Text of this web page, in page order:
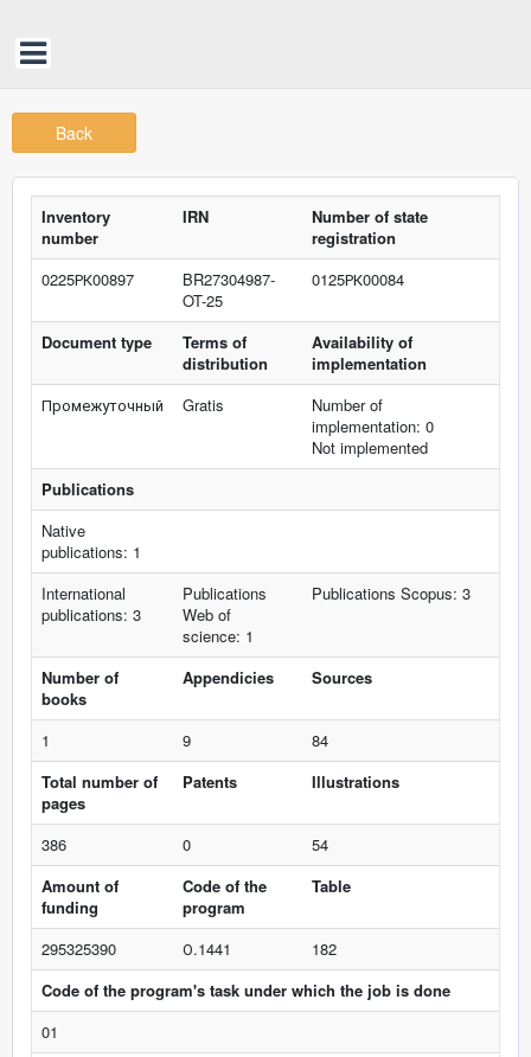
Back
Inventory
number
IRN
Number of state
registration
0225РК00897
BR27304987-
OT-25
0125РК00084
Document type
Terms of
distribution
Availability of
implementation
Промежуточный
Gratis
Number of
implementation: 0
Not implemented
Publications
Native
publications: 1
International
publications: 3
Publications
Web of
science: 1
Publications Scopus: 3
Number of
books
Appendicies Sources
1 9
84
Total number of
pages
Patents Illustrations
386 0
54
Amount of
funding
Code of the
program
Table
295325390 О.1441
182
Code of the program's task under which the job is done
01